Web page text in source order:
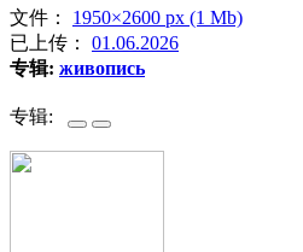
文件： 1950×2600 px (1 Mb)
已上传： 01.06.2026
专辑: живопись
专辑: